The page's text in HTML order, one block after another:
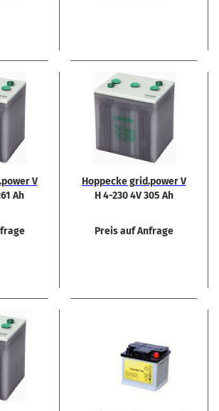
V
Ah
Hop­pe­cke grid.power V
H 4-230 4V 305 Ah
Preis auf Anfrage